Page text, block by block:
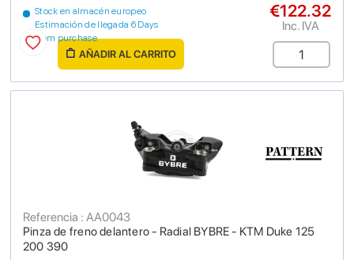
Stock en almacén europeo
Estimación de llegada 6 Days
from purchase
€122.32
Inc. IVA
AÑADIR AL CARRITO
Pinza de freno delantero - Radial BYBRE - KTM Duke 125
200 390
Referencia : AA0043